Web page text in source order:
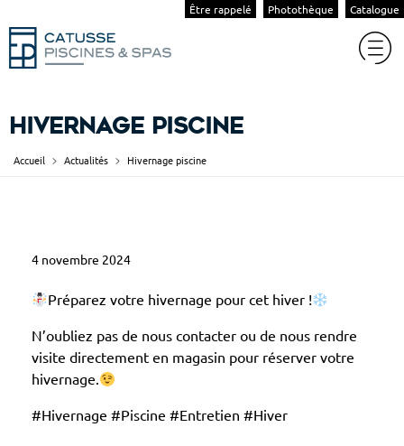
Être rappelé Photothèque Catalogue
Hivernage piscine
Accueil Actualités Hivernage piscine
H
v
e
r
n
a
g
4 novembre 2024
Préparez votre hivernage pour cet hiver !
N’oubliez pas de nous contacter ou de nous rendre
visite directement en magasin pour réserver votre
hivernage.
#Hivernage #Piscine #Entretien #Hiver